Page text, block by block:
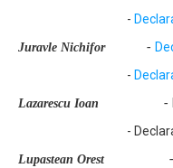
-
Juravle Nichifor -
-
Lazarescu Ioan -
- Declarație
Lupastean Orest -